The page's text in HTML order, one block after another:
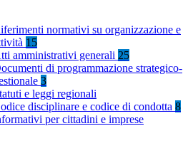
normativi su organizzazione e
15
amministrativi generali 25
di programmazione strategico-
3
e leggi regionali
disciplinare e codice di condotta 8
per cittadini e imprese